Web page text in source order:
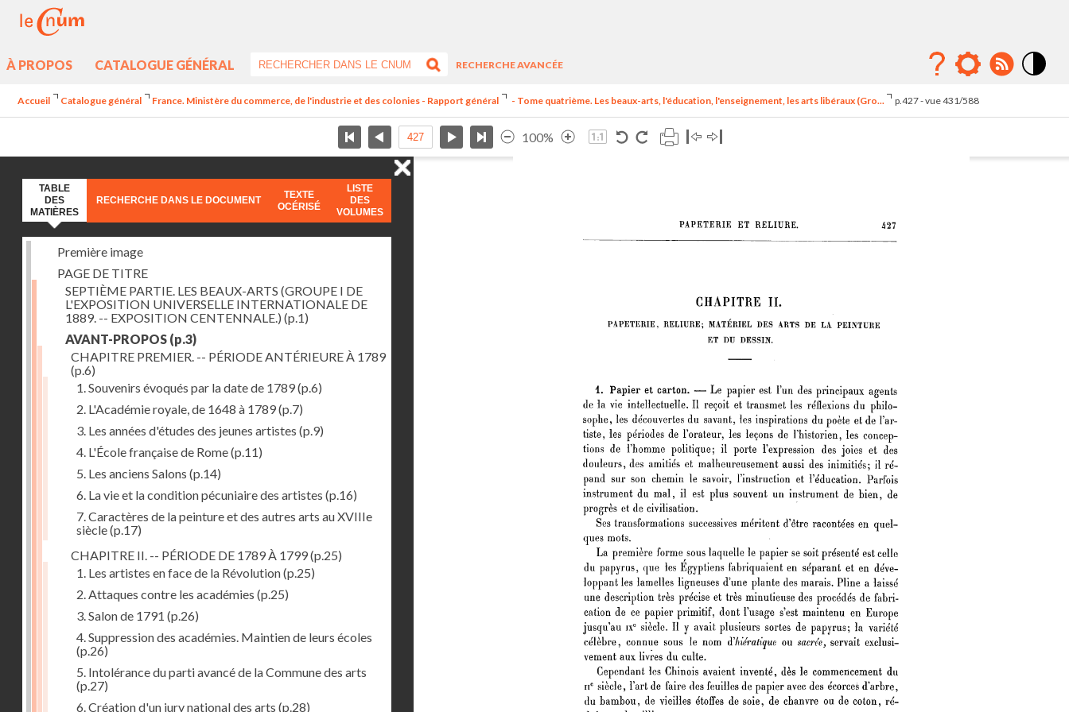
À PROPOS CATALOGUE GÉNÉRAL
RECHERCHE AVANCÉE
Accueil Catalogue général France. Ministère du commerce, de l'industrie et des colonies - Rapport général - Tome quatrième. Les beaux-arts, l'éducation, l'enseignement, les arts libéraux (Gro... p.427 - vue 431/588
100%
TABLE
DES
MATIÈRES
RECHERCHE DANS LE DOCUMENT
TEXTE
OCÉRISÉ
LISTE
DES
VOLUMES
Première image
PAGE DE TITRE
SEPTIÈME PARTIE. LES BEAUX-ARTS (GROUPE I DE
L'EXPOSITION UNIVERSELLE INTERNATIONALE DE
1889. -- EXPOSITION CENTENNALE.) (p.1)
AVANT-PROPOS (p.3)
CHAPITRE PREMIER. -- PÉRIODE ANTÉRIEURE À 1789
(p.6)
1. Souvenirs évoqués par la date de 1789(p.6)
2. L'Académie royale, de 1648 à 1789(p.7)
3. Les années d'études des jeunes artistes (p.9)
4. L'École française de Rome(p.11)
5. Les anciens Salons (p.14)
6. La vie et la condition pécuniaire des artistes (p.16)
7. Caractères de la peinture et des autres arts au XVIIIe
siècle(p.17)
CHAPITRE II. -- PÉRIODE DE 1789 À 1799(p.25)
1. Les artistes en face de la Révolution(p.25)
2. Attaques contre les académies (p.25)
3. Salon de 1791 (p.26)
4. Suppression des académies. Maintien de leurs écoles
(p.26)
5. Intolérance du parti avancé de la Commune des arts
(p.27)
6. Création d'un jury national des arts (p.28)